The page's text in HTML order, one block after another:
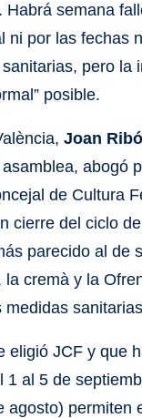
Habrá semana
ni por las fechas
pero la
posible.
Joan Ribó
abogó
de Cultura
cierre del ciclo
parecido al de
la cremà y la
medidas
eligió JCF y que
1 al 5 de
agosto) permiten